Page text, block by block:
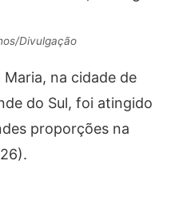
Divulgação
na cidade de
do Sul, foi atingido
proporções na